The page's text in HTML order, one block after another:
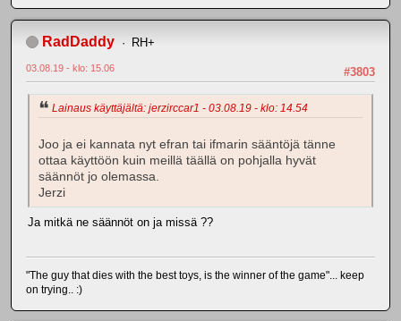
RadDaddy RH+
#3803
03.08.19 - klo: 15.06
Lainaus käyttäjältä: jerzirccar1 - 03.08.19 - klo: 14.54
Joo ja ei kannata nyt efran tai ifmarin sääntöjä tänne
ottaa käyttöön kuin meillä täällä on pohjalla hyvät
säännöt jo olemassa.
Jerzi
Ja mitkä ne säännöt on ja missä ??
"The guy that dies with the best toys, is the winner of the game"... keep
on trying.. :)